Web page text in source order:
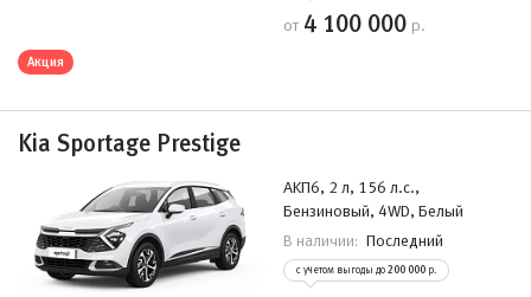
от 4 100 000 р.
Акция
Kia Sportage Prestige
АKП6, 2 л, 156 л.с.,
Бензиновый, 4WD, Белый
В наличии: Последний
с учетом выгоды до 200 000 р.